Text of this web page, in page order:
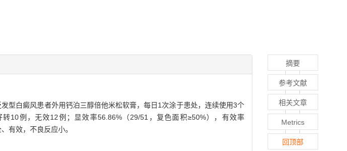
型白癜风患者外用钙泊三醇倍他米松软膏，每日1次涂于患处，连续使用3个
10例，无效12例；显效率56.86%（29/51，复色面积≥50%），有效率
有效，不良反应小。
摘要
参考文献
相关文章
Metrics
回顶部